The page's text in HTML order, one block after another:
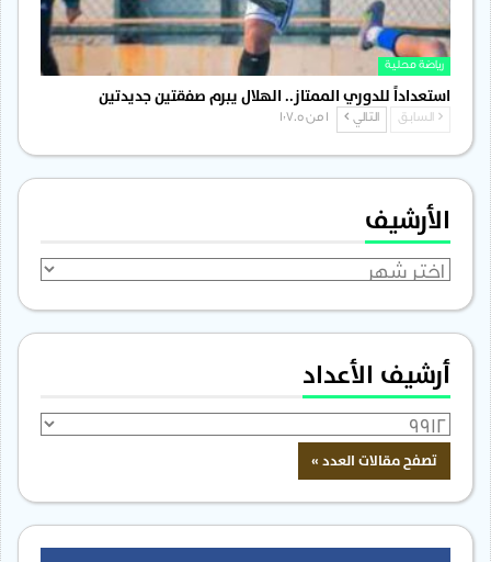
رياضة محلية
استعداداً للدوري الممتاز.. الهلال يبرم صفقتين جديدتين
السابق التالي
الأرشيف
الأرشيف
أرشيف الأعداد